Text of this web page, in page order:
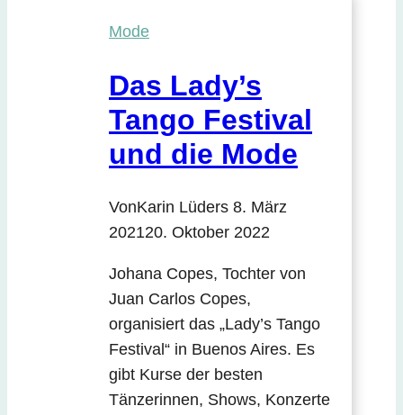
Mode
Das Lady’s
Tango Festival
und die Mode
VonKarin Lüders 8. März
202120. Oktober 2022
Johana Copes, Tochter von
Juan Carlos Copes,
organisiert das „Lady’s Tango
Festival“ in Buenos Aires. Es
gibt Kurse der besten
Tänzerinnen, Shows, Konzerte